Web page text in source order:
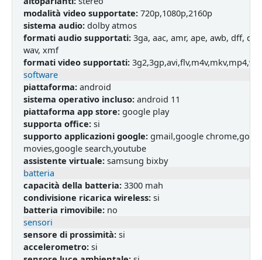
modalità video supportate:720p,1080p,2160p
sistema audio:dolby atmos
formati audio supportati:3ga, aac, amr, ape, awb, dff,
wav, xmf
formati video supportati:
software
piattaforma:android
sistema operativo incluso:android 11
piattaforma app store:google play
supporta office:si
supporto applicazioni google:gmail,google
movies,google search,youtube
assistente virtuale:samsung bixby
batteria
capacità della batteria:3300 mah
condivisione ricarica wireless:si
batteria rimovibile:no
sensori
sensore di prossimità:si
accelerometro:si